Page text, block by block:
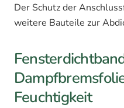
Der Schutz der
weitere Bauteile zur
Feuchtigkeit